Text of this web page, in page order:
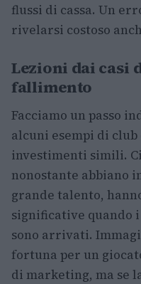
flussi di cassa. Un
rivelarsi costoso
Lezioni dai casi
fallimento
Facciamo un passo
alcuni esempi di
investimenti simili.
nonostante abbiano
grande talento,
significative quando
sono arrivati.
fortuna per un
di marketing, ma se